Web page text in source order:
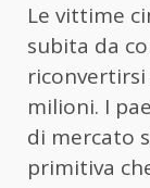
Le vittime
subita da
milioni. I
di mercato
primitiva